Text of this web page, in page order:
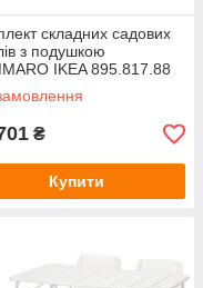
складних садових
з подушкою
IKEA 895.817.88
₴
Купити